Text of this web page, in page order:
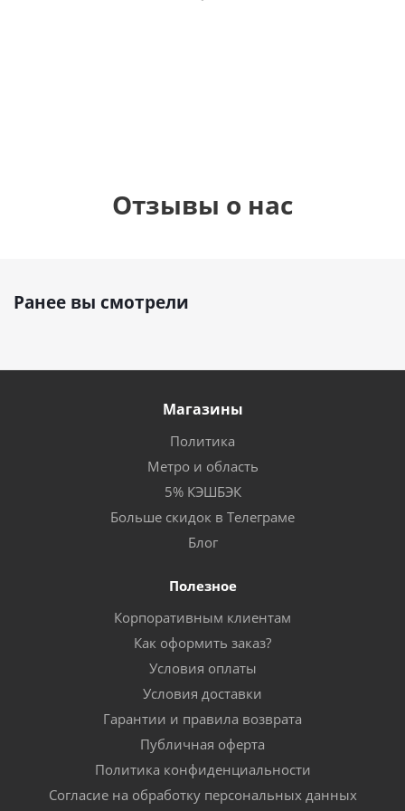
Отзывы о нас
Ранее вы смотрели
Магазины
Политика
Метро и область
5% КЭШБЭК
Больше скидок в Телеграме
Блог
Полезное
Корпоративным клиентам
Как оформить заказ?
Условия оплаты
Условия доставки
Гарантии и правила возврата
Публичная оферта
Политика конфиденциальности
Согласие на обработку персональных данных